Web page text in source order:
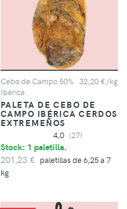
Cebo de Campo 50%
Ibérica
32,20 €/kg
PALETA DE CEBO DE
CAMPO IBÉRICA CERDOS
EXTREMEÑOS
4,0 (27)
Stock: 1 paletilla.
201,23 € paletillas de 6,25 a 7
kg